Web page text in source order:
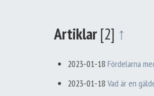
Artiklar[2] ↑
2023-01-18 Fördelarna
2023-01-18 Vad är en